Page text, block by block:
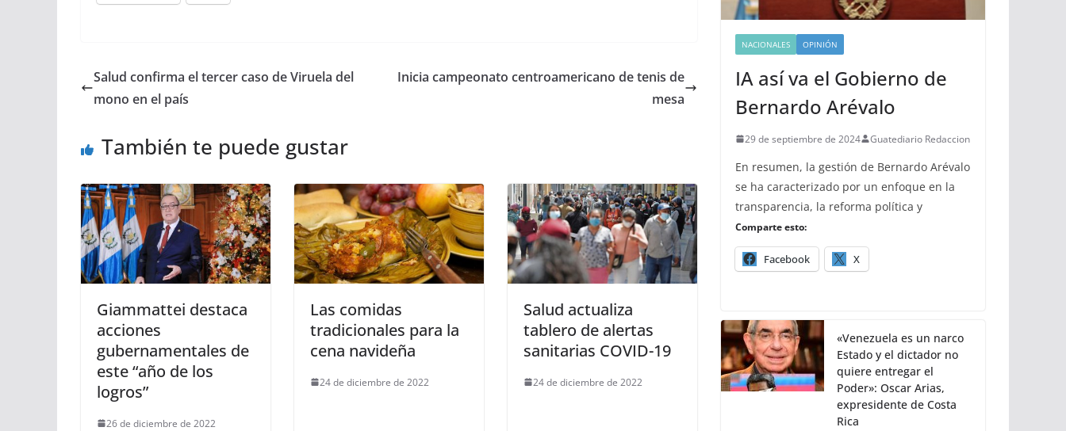
Salud confirma el tercer caso de Viruela del
mono en el país
Inicia campeonato centroamericano de tenis de
mesa
También te puede gustar
Giammattei destaca
acciones
gubernamentales de
este “año de los
logros”
26 de diciembre de 2022
Las comidas
tradicionales para la
cena navideña
24 de diciembre de 2022
Salud actualiza
tablero de alertas
sanitarias COVID-19
24 de diciembre de 2022
NACIONALES OPINIÓN
IA así va el Gobierno de
Bernardo Arévalo
29 de septiembre de 2024 Guatediario Redaccion
En resumen, la gestión de Bernardo Arévalo
se ha caracterizado por un enfoque en la
transparencia, la reforma política y
Comparte esto:
Facebook X
«Venezuela es un narco
Estado y el dictador no
quiere entregar el
Poder»: Oscar Arias,
expresidente de Costa
Rica